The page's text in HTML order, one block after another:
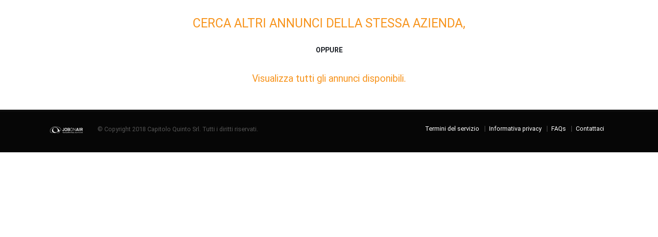
CERCA ALTRI ANNUNCI DELLA STESSA AZIENDA,
OPPURE
Visualizza tutti gli annunci disponibili.
© Copyright 2018 Capitolo Quinto Srl. Tutti i diritti riservati. Termini del servizio Informativa privacy FAQs Contattaci